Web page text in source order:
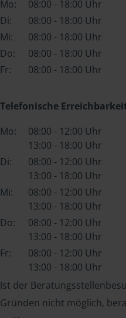
Mo:
08:00 - 18:00 Uhr
Di:
08:00 - 18:00 Uhr
Mi:
08:00 - 18:00 Uhr
Do:
08:00 - 18:00 Uhr
Fr:
08:00 - 18:00 Uhr
Telefonische
Mo:
08:00 - 12:00 Uhr
13:00 - 18:00 Uhr
Di:
08:00 - 12:00 Uhr
13:00 - 18:00 Uhr
Mi:
08:00 - 12:00 Uhr
13:00 - 18:00 Uhr
Do:
08:00 - 12:00 Uhr
13:00 - 18:00 Uhr
Fr:
08:00 - 12:00 Uhr
13:00 - 18:00 Uhr
Ist der
Gründen nicht möglich,